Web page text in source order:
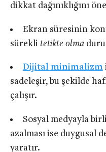
dikkat dağınıklığını
Ekran süresinin
sürekli tetikte olma
Dijital minimalizm
sadeleşir, bu şekilde
çalışır.
Sosyal medyayla
azalması ise duygusal
yaratır.